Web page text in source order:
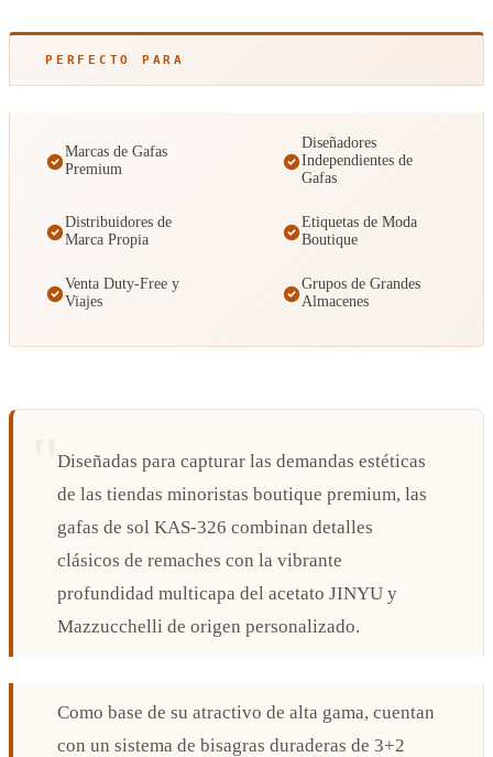
PERFECTO PARA
Marcas de Gafas
Premium
Diseñadores
Independientes de
Gafas
Distribuidores de
Marca Propia
Etiquetas de Moda
Boutique
Venta Duty-Free y
Viajes
Grupos de Grandes
Almacenes
Diseñadas para capturar las demandas estéticas
de las tiendas minoristas boutique premium, las
gafas de sol KAS-326 combinan detalles
clásicos de remaches con la vibrante
profundidad multicapa del acetato JINYU y
Mazzucchelli de origen personalizado.
Como base de su atractivo de alta gama, cuentan
con un sistema de bisagras duraderas de 3+2